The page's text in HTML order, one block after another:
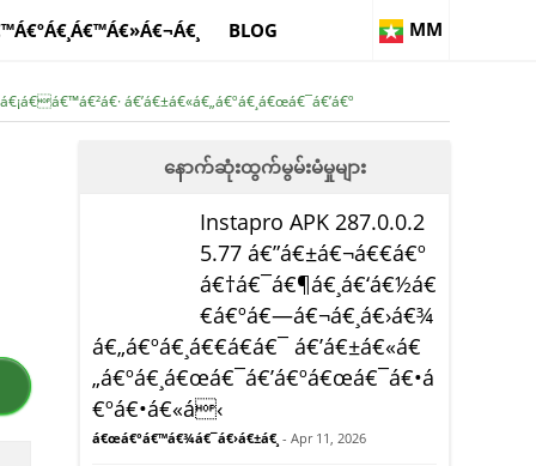
BLOG MM
á€’á€±á€«á€„á€ºá€¸á€œá€¯á€’á€º
နောက်ဆုံးထွက်မွမ်းမံမှုများ
Instapro APK 287.0.0.2
5.77 á€”á€±á€¬á€€á€º
á€†á€¯á€¶á€¸á€‘á€½á€
€á€ºá€—á€¬á€¸á€›á€¾
á€„á€ºá€¸á€€á€­á€¯ á€’á€±á€«á€
„á€ºá€¸á€œá€¯á€’á€ºá€œá€¯á€•á
€ºá€•á€«á‹
á€œá€°á€™á€¾á€¯á€›á€±á€¸ - Apr 11, 2026